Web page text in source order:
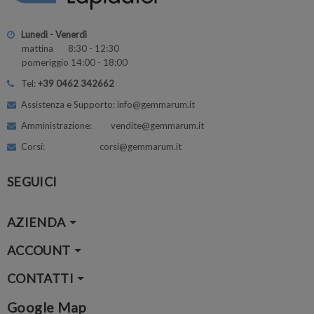
Lunedì - Venerdì
mattina 8:30 - 12:30
pomeriggio 14:00 - 18:00
Tel:+39 0462 342662
Assistenza e Supporto: info@gemmarum.it
Amministrazione: vendite@gemmarum.it
Corsi: corsi@gemmarum.it
SEGUICI
AZIENDA
ACCOUNT
CONTATTI
Google Map